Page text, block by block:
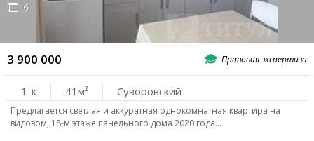
3 900 000
6
1-к 41 Суворовский
Предлагается светлая и аккуратная однокомнатная квартира на
видовом, 18-м этаже панельного дома 2020 года…